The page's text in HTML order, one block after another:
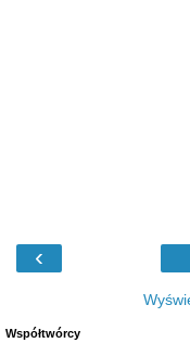
‹
Współtwórcy